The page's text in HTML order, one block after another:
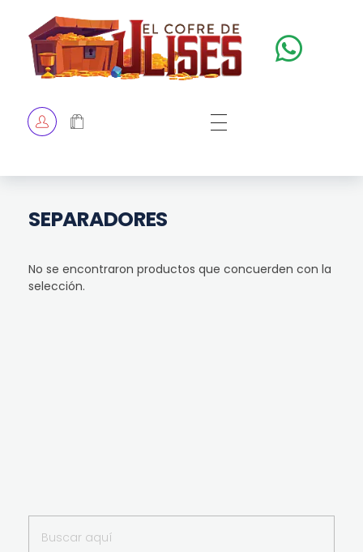
TIENDA
SEPARADORES
No se encontraron productos que concuerden con la
selección.